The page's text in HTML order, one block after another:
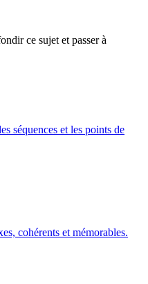
ce sujet et passer à
séquences et les points de
cohérents et mémorables.